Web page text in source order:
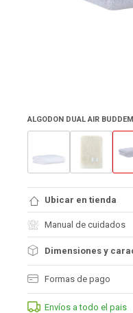
ALGODON DUAL AIR
Ubicar en tienda
Manual de cuidados
Dimensiones y
Formas de pago
Envíos a todo el pais